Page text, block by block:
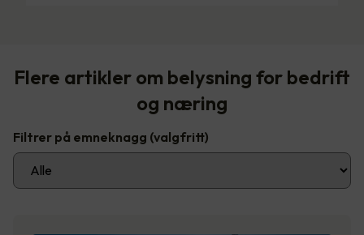
Flere artikler om belysning for bedrift
og næring
Filtrer på emneknagg (valgfritt)